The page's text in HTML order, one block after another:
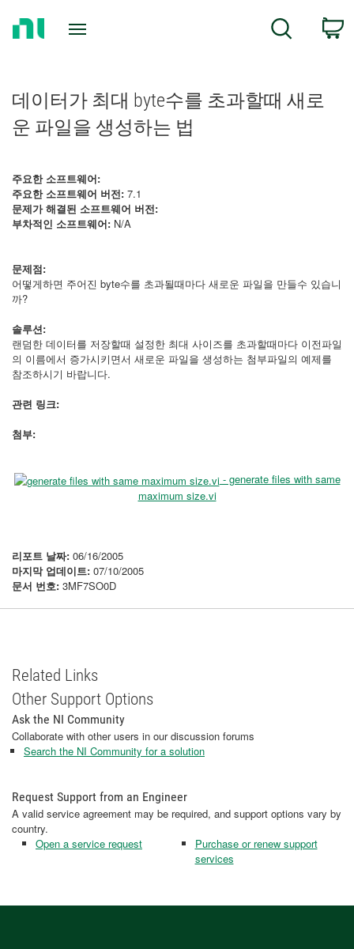
Search
데이터가 최대 byte수를 초과할때 새로
운 파일을 생성하는 법
주요한 소프트웨어:
주요한 소프트웨어 버전: 7.1
문제가 해결된 소프트웨어 버전:
부차적인 소프트웨어: N/A
문제점:
어떻게하면 주어진 byte수를 초과될때마다 새로운 파일을 만들수 있습니
까?
솔루션:
랜덤한 데이터를 저장할때 설정한 최대 사이즈를 초과할때마다 이전파일
의 이름에서 증가시키면서 새로운 파일을 생성하는 첨부파일의 예제를
참조하시기 바랍니다.
관련 링크:
첨부:
- generate files with same
maximum size.vi
리포트 날짜: 06/16/2005
마지막 업데이트: 07/10/2005
문서 번호: 3MF7SO0D
Related Links
Other Support Options
Ask the NI Community
Collaborate with other users in our discussion forums
Search the NI Community for a solution
Request Support from an Engineer
A valid service agreement may be required, and support options vary by
country.
Open a service request
Purchase or renew support
services